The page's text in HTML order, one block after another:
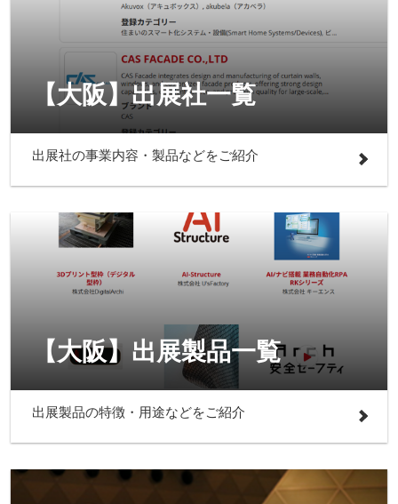
【大阪】出展社一覧
出展社の事業内容・製品などをご紹介
【大阪】出展製品一覧
出展製品の特徴・用途などをご紹介